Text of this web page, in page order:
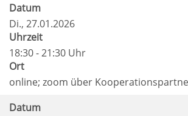
Datum
Di., 27.01.2026
Uhrzeit
18:30 - 21:30 Uhr
Ort
online; zoom über
Datum